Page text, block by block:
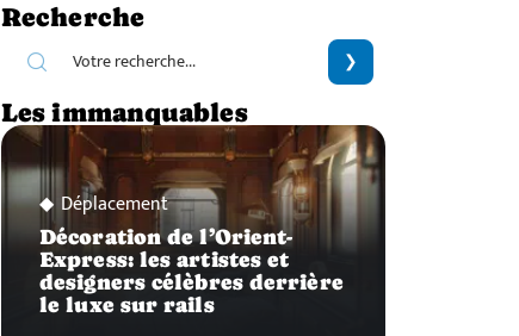
Recherche
Les immanquables
Déplacement
Décoration de l’Orient-
Express: les artistes et
designers célèbres derrière
le luxe sur rails